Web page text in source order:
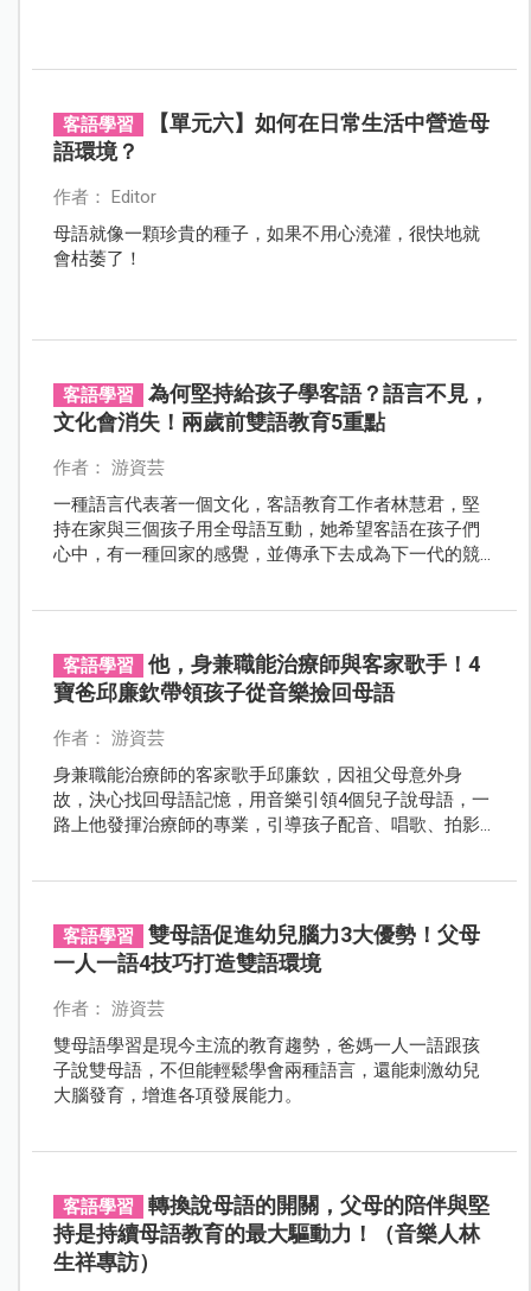
客語學習
【單元六】如何在日常生活中營造母
語環境？
作者： Editor
母語就像一顆珍貴的種子，如果不用心澆灌，很快地就
會枯萎了！
客語學習
為何堅持給孩子學客語？語言不見，
文化會消失！兩歲前雙語教育5重點
作者： 游資芸
一種語言代表著一個文化，客語教育工作者林慧君，堅
持在家與三個孩子用全母語互動，她希望客語在孩子們
心中，有一種回家的感覺，並傳承下去成為下一代的競
客語學習
他，身兼職能治療師與客家歌手！4
寶爸邱廉欽帶領孩子從音樂撿回母語
作者： 游資芸
身兼職能治療師的客家歌手邱廉欽，因祖父母意外身
故，決心找回母語記憶，用音樂引領4個兒子說母語，一
路上他發揮治療師的專業，引導孩子配音、唱歌、拍影
客語學習
雙母語促進幼兒腦力3大優勢！父母
一人一語4技巧打造雙語環境
作者： 游資芸
雙母語學習是現今主流的教育趨勢，爸媽一人一語跟孩
子說雙母語，不但能輕鬆學會兩種語言，還能刺激幼兒
大腦發育，增進各項發展能力。
客語學習
轉換說母語的開關，父母的陪伴與堅
持是持續母語教育的最大驅動力！（音樂人林
生祥專訪）